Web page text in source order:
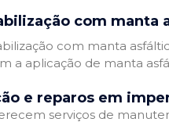
com manta
com manta
a aplicação de manta
e reparos em
serviços de